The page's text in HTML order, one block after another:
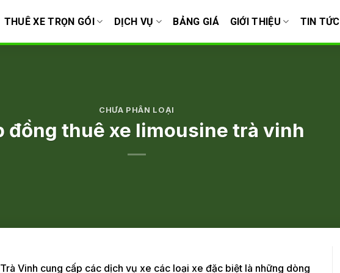
THUÊ XE TRỌN GÓI DỊCH VỤ BẢNG GIÁ GIỚI THIỆU TIN TỨC
CHƯA PHÂN LOẠI
đồng thuê xe limousine trà vinh
Vinh cung cấp các dịch vụ xe các loại xe đặc biệt là những dòng